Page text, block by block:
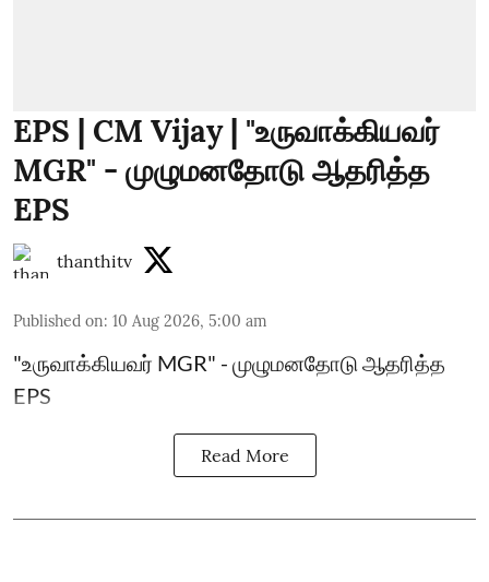
EPS | CM Vijay | "உருவாக்கியவர்
MGR" - முழுமனதோடு ஆதரித்த
EPS
thanthitv
Published on: 10 Aug 2026, 5:00 am
"உருவாக்கியவர் MGR" - முழுமனதோடு ஆதரித்த
EPS
Read More